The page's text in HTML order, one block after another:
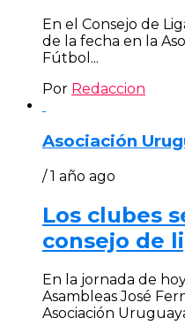
En el Consejo de
de la fecha en la
Fútbol...
Por Redaccion
Asociación
/ 1 año ago
Los clubes
consejo de
En la jornada de
Asambleas José
Asociación